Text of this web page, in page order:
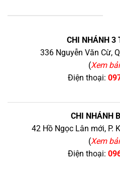
CHI NHÁNH 3
336 Nguyễn Văn Cừ,
(Xem
Điện thoại:
CHI NHÁNH
42 Hồ Ngọc Lân mới, P.
(Xem
Điện thoại: